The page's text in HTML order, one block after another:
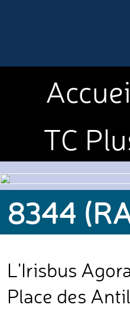
TC
8344
L'Irisbus
Place des